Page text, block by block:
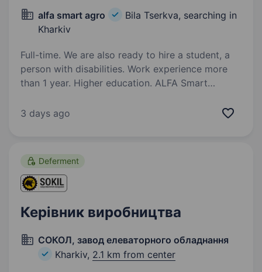
alfa smart agro
Bila Tserkva, searching in
Kharkiv
Full-time. We are also ready to hire a student, a
person with disabilities. Work experience more
than 1 year. Higher education. ALFA Smart
хімічних засобів захисту рослин, котрий
3 days ago
Deferment
Керівник виробництва
СОКОЛ, завод елеваторного обладнання
Kharkiv, 2.1 km from center